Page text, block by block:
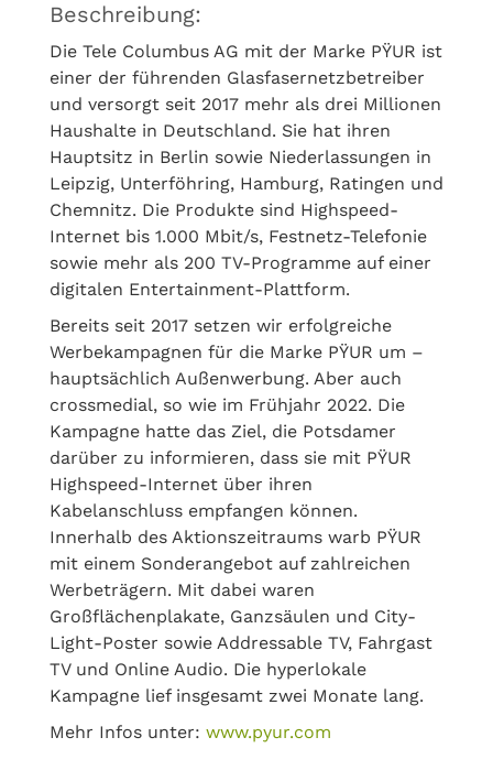
Beschreibung:
Die Tele Columbus AG mit der Marke PŸUR ist
einer der führenden Glasfasernetzbetreiber
und versorgt seit 2017 mehr als drei Millionen
Haushalte in Deutschland. Sie hat ihren
Hauptsitz in Berlin sowie Niederlassungen in
Leipzig, Unterföhring, Hamburg, Ratingen und
Chemnitz. Die Produkte sind Highspeed-
Internet bis 1.000 Mbit/s, Festnetz-Telefonie
sowie mehr als 200 TV-Programme auf einer
digitalen Entertainment-Plattform.
Bereits seit 2017 setzen wir erfolgreiche
Werbekampagnen für die Marke PŸUR um –
hauptsächlich Außenwerbung. Aber auch
crossmedial, so wie im Frühjahr 2022. Die
Kampagne hatte das Ziel, die Potsdamer
darüber zu informieren, dass sie mit PŸUR
Highspeed-Internet über ihren
Kabelanschluss empfangen können.
Innerhalb des Aktionszeitraums warb PŸUR
mit einem Sonderangebot auf zahlreichen
Werbeträgern. Mit dabei waren
Großflächenplakate, Ganzsäulen und City-
Light-Poster sowie Addressable TV, Fahrgast
TV und Online Audio. Die hyperlokale
Kampagne lief insgesamt zwei Monate lang.
Mehr Infos unter: www.pyur.com